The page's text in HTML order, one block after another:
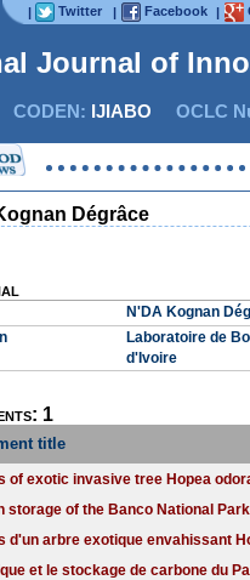
| Twitter | Facebook |
Journal of
IJIABO OCLC
Dégrâce
N'DA Kognan
Laboratoire de
d'Ivoire
1
title
of exotic invasive tree Hopea
storage of the Banco National
d'un arbre exotique envahissant
et le stockage de carbone du